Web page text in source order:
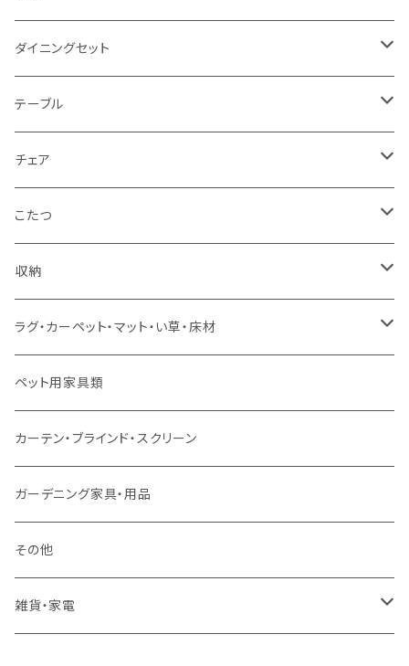
2人掛け
1人掛け
カウチソファ
コーナーソファ
ソファセット
スツール・オットマン
ソファ付属品
クッション・座椅子
シングルサイズ以下（フレームのみ）
セミダブルサイズ（フレームのみ）
ダブルサイズ（フレームのみ）
ワイドダブルサイズ以上（フレームのみ）
シングルサイズ以下（マットレス付）
セミダブルサイズ（マットレス付）
ダブルサイズ（マットレス付）
ダブルサイズ以上（マットレス付）
ロフトベッド
二段ベッド
マットレス
ダイニングセット
ダイニング3点セット以下
ダイニング4点セット
ダイニング5点・6点セット
ダイニング7点セット以上
テーブル
センターテーブル
ダイニングテーブル
カウンターテーブル
リフティングテーブル
サイドテーブル・コーヒーテーブル
デスク
チェア
ダイニングチェア
カウンターチェア
キッズチェア
オフィスチェア・ゲーミングチェア
ダイニングベンチ・スツール
こたつ
こたつテーブル
こたつ布団
コタツ・布団セット
収納
本棚・シェルフ
食器棚・収納庫
レンジ台・カウンター
ラック
TVボード
キャビネット・飾り棚
ラグ・カーペット・マット・い草・床材
マット・フロアタイル
ラグ
カーペット
ペット用家具類
カーテン・ブラインド・スクリーン
ガーデニング家具・用品
その他
雑貨・家電